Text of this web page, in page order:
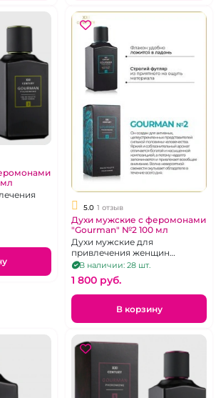
5.0 1 отзыв
Духи мужские с феромонами
"Gourman" №2 100 мл
Духи мужские для
привлечения женщин
"Gourman"
В наличии: 28 шт.
1 800 pуб.
В корзину